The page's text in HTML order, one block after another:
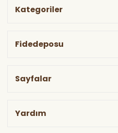
Kategoriler
Fidedeposu
Sayfalar
Yardım